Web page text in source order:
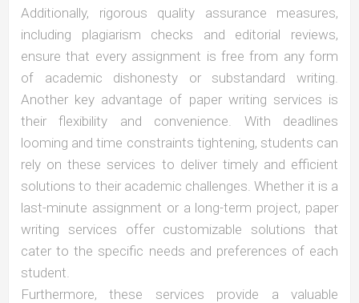
Additionally, rigorous quality assurance measures,
including plagiarism checks and editorial reviews,
ensure that every assignment is free from any form
of academic dishonesty or substandard writing.
Another key advantage of paper writing services is
their flexibility and convenience. With deadlines
looming and time constraints tightening, students can
rely on these services to deliver timely and efficient
solutions to their academic challenges. Whether it is a
last-minute assignment or a long-term project, paper
writing services offer customizable solutions that
cater to the specific needs and preferences of each
student.
Furthermore, these services provide a valuable